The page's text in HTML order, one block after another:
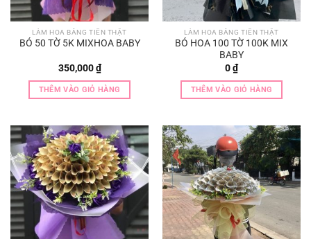
LÀM HOA BẰNG TIỀN THẬT
BÓ 50 TỜ 5K MIXHOA BABY
350,000₫
THÊM VÀO GIỎ HÀNG
LÀM HOA BẰNG TIỀN THẬT
BÓ HOA 100 TỜ 100K MIX
BABY
0₫
THÊM VÀO GIỎ HÀNG